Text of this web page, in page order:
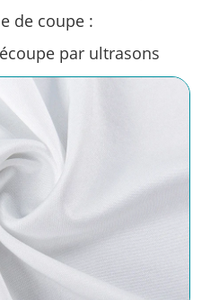
de coupe :
par ultrasons